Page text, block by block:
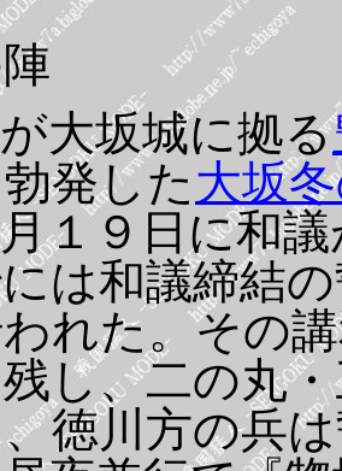
が大坂城に拠る
発した大坂
１９日に和
は和議締結
れた。その
し、二の丸
徳川方の兵